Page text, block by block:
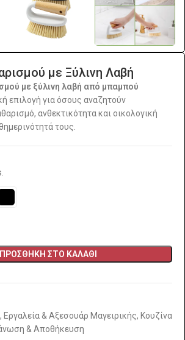
με Ξύλινη Λαβή
με ξύλινη λαβή από μπαμπού
επιλογή για όσους αναζητούν
ανθεκτικότητα και οικολογική
τους.
ΠΡΟΣΘΉΚΗ ΣΤΟ ΚΑΛΆΘΙ
, Εργαλεία & Αξεσουάρ Μαγειρικής, Κουζίνα
& Αποθήκευση